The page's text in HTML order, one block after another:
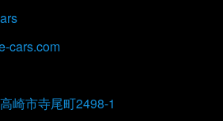
cars.com
崎市寺尾町2498-1